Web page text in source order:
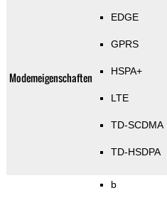
Modemeigenschaften
EDGE
GPRS
HSPA+
LTE
TD-SCDMA
TD-HSDPA
b